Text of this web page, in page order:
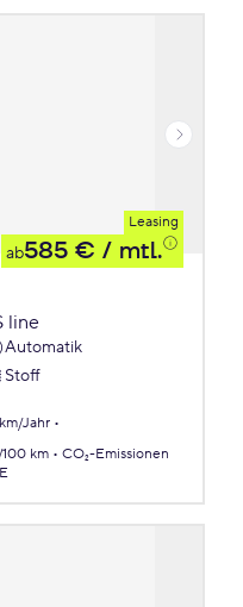
Leasing
ab585 € / mtl.
line
Automatik
Stoff
Jahr
km
CO₂-Emissionen
E